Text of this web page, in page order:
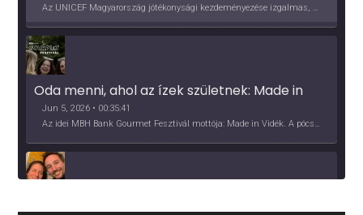
Az UNICEF Magyarország jótékonysági kezdeményezése izgalmas, egész éves világkörüli ízutazásra hív, igazi családi program és gasztroedukáció, illetve segítség a rászorulóknak is egyben.
Oda menni, ahol az ízek születnek: Made in
Vidék, Gourmet Fesztivál 2026
Jun 5, 2026 • 00:35:41
Az idei MBH Bank Gourmet Fesztivál mottója: Made in Vidék. A pócsmegyeri Papi, a mályinkai Iszkor és a szigligeti Villa Kabala tulajdonosai beszélnek arról, hogy mit jelentenek nekik a vidék ízei.